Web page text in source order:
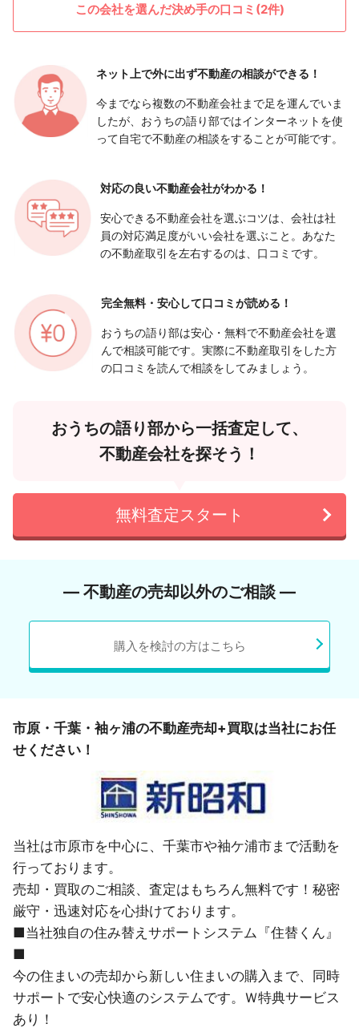
この会社を選んだ決め手の口コミ(2件)
ネット上で外に出ず不動産の相談ができる！
今までなら複数の不動産会社まで足を運んでいま
したが、おうちの語り部ではインターネットを使
って自宅で不動産の相談をすることが可能です。
対応の良い不動産会社がわかる！
安心できる不動産会社を選ぶコツは、会社は社
員の対応満足度がいい会社を選ぶこと。あなた
の不動産取引を左右するのは、口コミです。
完全無料・安心して口コミが読める！
おうちの語り部は安心・無料で不動産会社を選
んで相談可能です。実際に不動産取引をした方
の口コミを読んで相談をしてみましょう。
おうちの語り部から一括査定して、
不動産会社を探そう！
無料査定スタート
― 不動産の売却以外のご相談 ―
購入を検討の方はこちら
市原・千葉・袖ヶ浦の不動産売却+買取は当社にお任
せください！
当社は市原市を中心に、千葉市や袖ケ浦市まで活動を
行っております。
売却・買取のご相談、査定はもちろん無料です！秘密
厳守・迅速対応を心掛けております。
■当社独自の住み替えサポートシステム『住替くん』
■
今の住まいの売却から新しい住まいの購入まで、同時
サポートで安心快適のシステムです。Ｗ特典サービス
あり！